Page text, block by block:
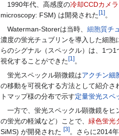
1990年代、高感度の冷却CCDカメラ
microscopy: FSM) は開発された[1 ]。
Waterman-Storerは当時、 細胞質チ
濃度の蛍光チュブリンを導入した細
らのシグナル（スペックル）は、1つ
視化することができた[1 ]。
蛍光スペックル顕微鏡はアクチン細
の移動を可視化する方法として紹介さ
トマップ様の分布で示す定量蛍光スペ
一方で、蛍光スペックル顕微鏡をヒ
の蛍光の軽減など）ことで、 緑色蛍光
SiMS) が開発された [3]。さらに2014